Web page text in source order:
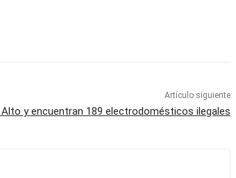
Artículo siguiente
Alto y encuentran 189 electrodomésticos ilegales